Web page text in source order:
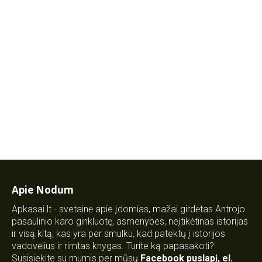
Apie Nodum
Apkasai.lt - svetainė apie įdomias, mažai girdėtas Antrojo
pasaulinio karo ginkluotę, asmenybes, neįtikėtinas istorijas
ir visą kitą, kas yra per smulku, kad patektų į istorijos
vadovėlius ir rimtas knygas. Turite ką papasakoti?
Susisiekite su mumis per mūsų Facebook puslapį, el.